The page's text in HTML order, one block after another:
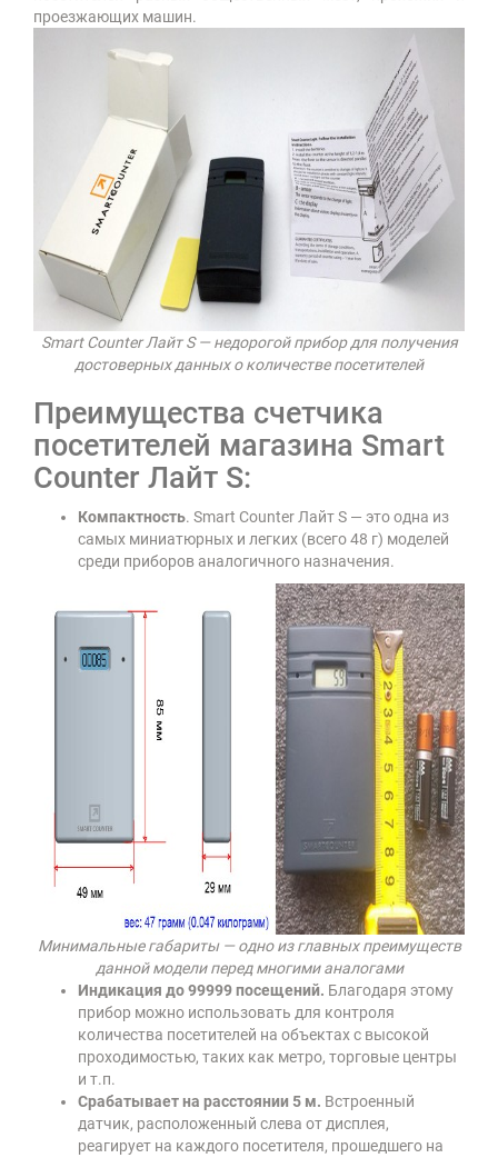
проезжающих машин.
Smart Counter Лайт S — недорогой прибор для получения
достоверных данных о количестве посетителей
Преимущества счетчика
посетителей магазина Smart
Counter Лайт S:
Компактность. Smart Counter Лайт S — это одна из
самых миниатюрных и легких (всего 48 г) моделей
среди приборов аналогичного назначения.
Минимальные габариты — одно из главных преимуществ
данной модели перед многими аналогами
Индикация до 99999 посещений. Благодаря этому
прибор можно использовать для контроля
количества посетителей на объектах с высокой
проходимостью, таких как метро, торговые центры
и т.п.
Срабатывает на расстоянии 5 м. Встроенный
датчик, расположенный слева от дисплея,
реагирует на каждого посетителя, прошедшего на